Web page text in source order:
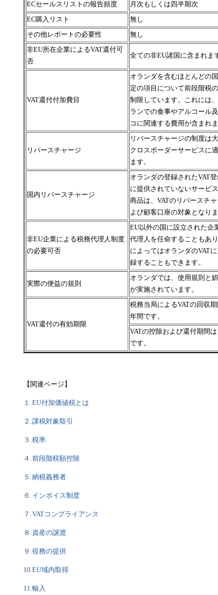
ECセールスリストの報告頻度 月次もしくは四半期次
EC購入リスト 無し
その他レポートの必要性 無し
非EU所在企業によるVAT還付可
否
全ての非EU諸国に含まれま
VAT還付付加費目
オランダを含むほとんどの
定の項目について前段階税
制限しています。 これには
ランでの食事やアルコール
コに関連する費用が含まれ
リバースチャージ
リバースチャージの制度は
クロスボーダーサービスに
ます。
国内リバースチャージ
オランダの登録されたVAT
に提供されていないサービ
商品は、VATのリバースチ
よび顧客口座の対象となり
非EU企業による税務代理人制度
の必要可否
EU以外の国に設立された企
代理人を任命することもあ
によってはオランダのVAT
録することもできます。
実際の便益の規則
オランダでは、使用規則と
が実施されています。
VAT還付の有効期限
税務当局によるVATの回収
年間です。
VATの控除および還付期間
です。
【関連ページ】
１.EU付加価値税とは
２.課税対象取引
３.税率
４.前段階税額控除
５.納税義務者
６.インボイス制度
７.VATコンプライアンス
８.資産の譲渡
９.役務の提供
10.EU域内取得
11.輸入